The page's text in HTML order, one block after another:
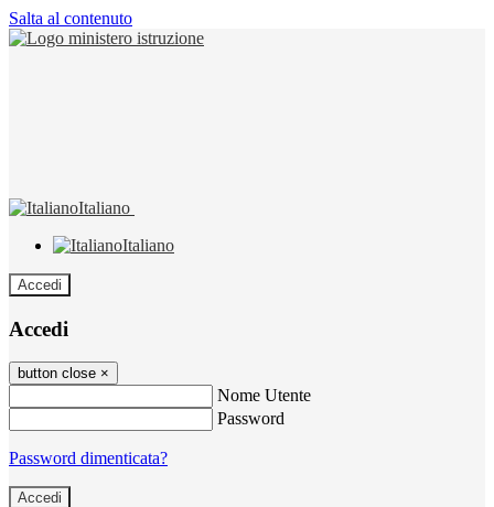
Salta al contenuto
Italiano
Italiano
Accedi
Accedi
button close ×
Nome Utente
Password
Password dimenticata?